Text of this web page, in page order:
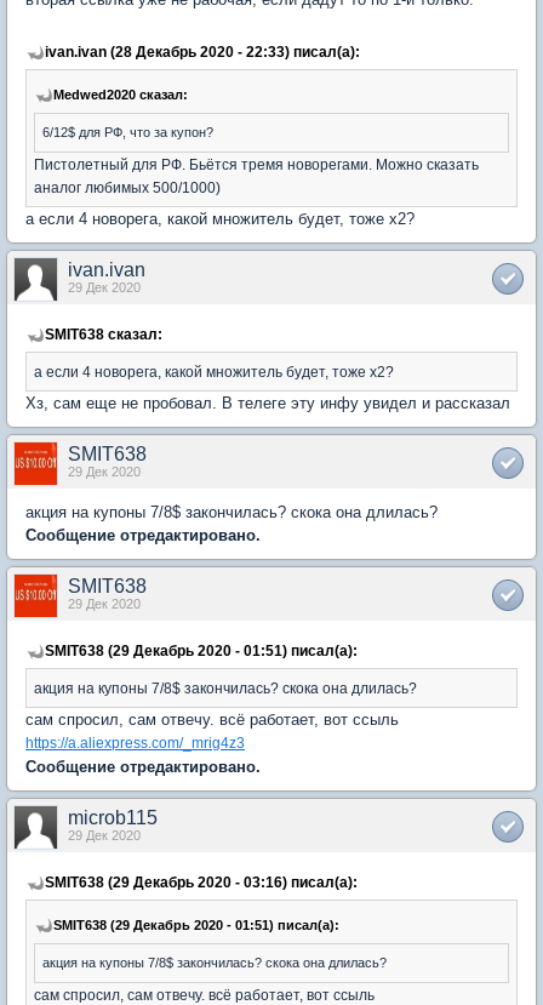
ivan.ivan (28 Декабрь 2020 - 22:33) писал(а):
Medwed2020 сказал:
6/12$ для РФ, что за купон?
Пистолетный для РФ. Бьётся тремя новорегами. Можно сказать
аналог любимых 500/1000)
а если 4 новорега, какой множитель будет, тоже х2?
ivan.ivan
29 Дек 2020
SMIT638 сказал:
а если 4 новорега, какой множитель будет, тоже х2?
Хз, сам еще не пробовал. В телеге эту инфу увидел и рассказал
SMIT638
29 Дек 2020
акция на купоны 7/8$ закончилась? скока она длилась?
Сообщение отредактировано.
SMIT638
29 Дек 2020
SMIT638 (29 Декабрь 2020 - 01:51) писал(а):
акция на купоны 7/8$ закончилась? скока она длилась?
сам спросил, сам отвечу. всё работает, вот ссыль
https://a.aliexpress.com/_mrig4z3
Сообщение отредактировано.
microb115
29 Дек 2020
SMIT638 (29 Декабрь 2020 - 03:16) писал(а):
SMIT638 (29 Декабрь 2020 - 01:51) писал(а):
акция на купоны 7/8$ закончилась? скока она длилась?
сам спросил, сам отвечу. всё работает, вот ссыль